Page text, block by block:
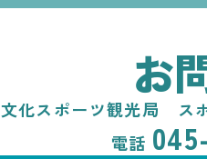
お
文化スポーツ観光局 ス
電話